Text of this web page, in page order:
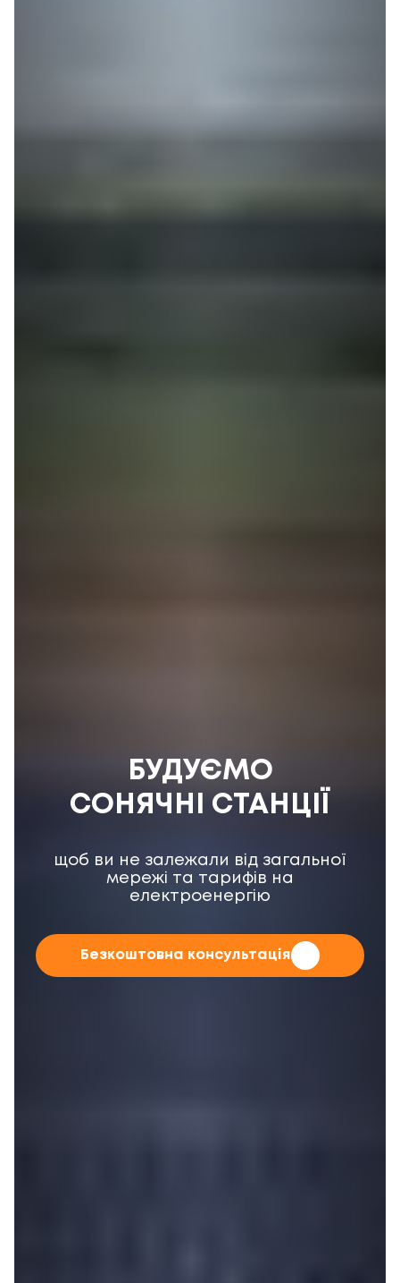
БУДУЄМО
СОНЯЧНІ СТАНЦІЇ
щоб ви не залежали від загальної
мережі та тарифів на
електроенергію
Безкоштовна консультація